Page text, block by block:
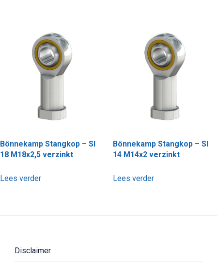
Bönnekamp Stangkop – SI
18 M18x2,5 verzinkt
Lees verder
Bönnekamp Stangkop – SI
14 M14x2 verzinkt
Lees verder
Disclaimer